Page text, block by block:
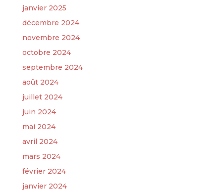
janvier 2025
décembre 2024
novembre 2024
octobre 2024
septembre 2024
août 2024
juillet 2024
juin 2024
mai 2024
avril 2024
mars 2024
février 2024
janvier 2024